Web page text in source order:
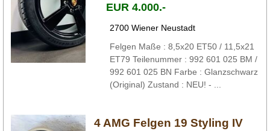
EUR 4.000.-
2700 Wiener Neustadt
Felgen Maße : 8,5x20 ET50 / 11,5x21
ET79 Teilenummer : 992 601 025 BM /
992 601 025 BN Farbe : Glanzschwarz
(Original) Zustand : NEU! - ...
4 AMG Felgen 19 Styling IV